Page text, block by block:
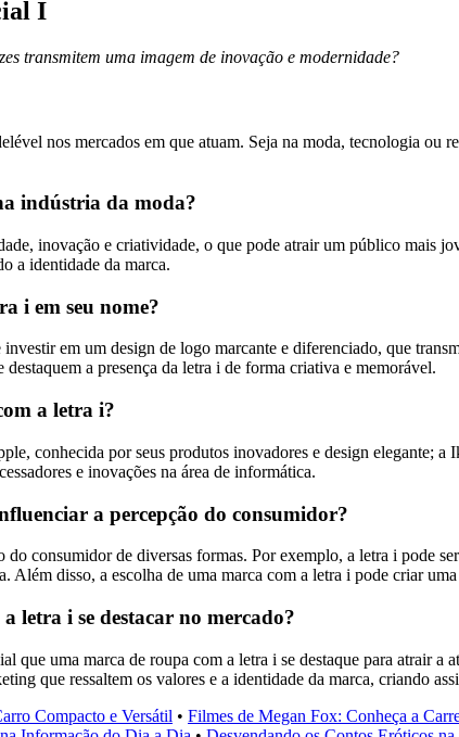
I
transmitem uma imagem de inovação e modernidade?
nos mercados em que atuam. Seja na moda, tecnologia ou
indústria da moda?
inovação e criatividade, o que pode atrair um público mais
a identidade da marca.
i em seu nome?
em um design de logo marcante e diferenciado, que
a presença da letra i de forma criativa e memorável.
a letra i?
conhecida por seus produtos inovadores e design elegante;
e inovações na área de informática.
a percepção do consumidor?
consumidor de diversas formas. Por exemplo, a letra i pode
Além disso, a escolha de uma marca com a letra i pode criar
letra i se destacar no mercado?
que uma marca de roupa com a letra i se destaque para atrair a
que ressaltem os valores e a identidade da marca, criando
Compacto e Versátil • Filmes de Megan Fox: Conheça a